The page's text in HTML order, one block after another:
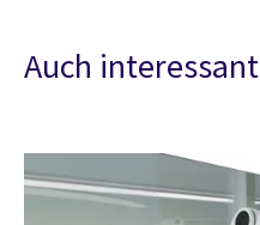
Auch interessant